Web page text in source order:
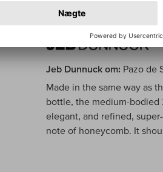
Jeb Dunnuck om: Pazo de
Made in the same way as
bottle, the medium-bodied
elegant, and refined,
note of honeycomb. It